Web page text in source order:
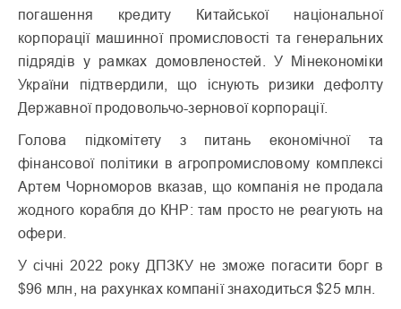
погашення кредиту Китайської національної
корпорації машинної промисловості та генеральних
підрядів у рамках домовленостей. У Мінекономіки
України підтвердили, що існують ризики дефолту
Державної продовольчо-зернової корпорації.
Голова підкомітету з питань економічної та
фінансової політики в агропромисловому комплексі
Артем Чорноморов вказав, що компанія не продала
жодного корабля до КНР: там просто не реагують на
офери.
У січні 2022 року ДПЗКУ не зможе погасити борг в
$96 млн, на рахунках компанії знаходиться $25 млн.